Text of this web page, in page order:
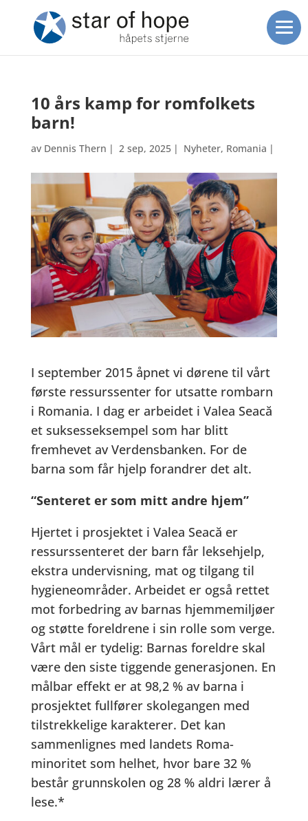
10 års kamp for romfolkets
barn!
av Dennis Thern | 2 sep, 2025 | Nyheter, Romania |
I september 2015 åpnet vi dørene til vårt
første ressurssenter for utsatte rombarn
i Romania. I dag er arbeidet i Valea Seacă
et suksesseksempel som har blitt
fremhevet av Verdensbanken. For de
barna som får hjelp forandrer det alt.
“Senteret er som mitt andre hjem”
Hjertet i prosjektet i Valea Seacă er
ressurssenteret der barn får leksehjelp,
ekstra undervisning, mat og tilgang til
hygieneområder. Arbeidet er også rettet
mot forbedring av barnas hjemmemiljøer
og støtte foreldrene i sin rolle som verge.
Vårt mål er tydelig: Barnas foreldre skal
være den siste tiggende generasjonen. En
målbar effekt er at 98,2 % av barna i
prosjektet fullfører skolegangen med
tilstrekkelige karakterer. Det kan
sammenlignes med landets Roma-
minoritet som helhet, hvor bare 32 %
består grunnskolen og 28 % aldri lærer å
lese.*